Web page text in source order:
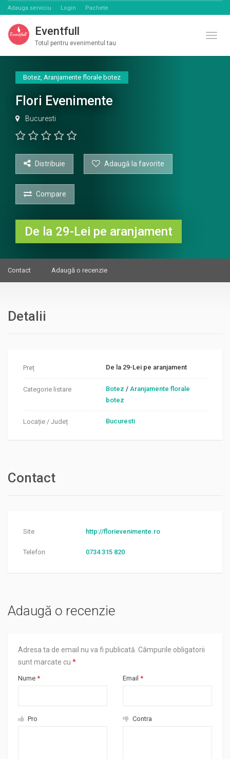
Adauga serviciu Login Pachete
Eventfull
Totul pentru evenimentul tau
Botez, Aranjamente florale botez
Flori Evenimente
Bucuresti
Distribuie Adaugă la favorite
Compare
De la 29-Lei pe aranjament
Contact Adaugă o recenzie
Detalii
Preț De la 29-Lei pe aranjament
Categorie listare Botez /Aranjamente florale
botez
Locație / Județ Bucuresti
Contact
Site http://florievenimente.ro
Telefon 0734 315 820
Adaugă o recenzie
Adresa ta de email nu va fi publicată. Câmpurile obligatorii
sunt marcate cu *
Nume * Email *
Pro Contra